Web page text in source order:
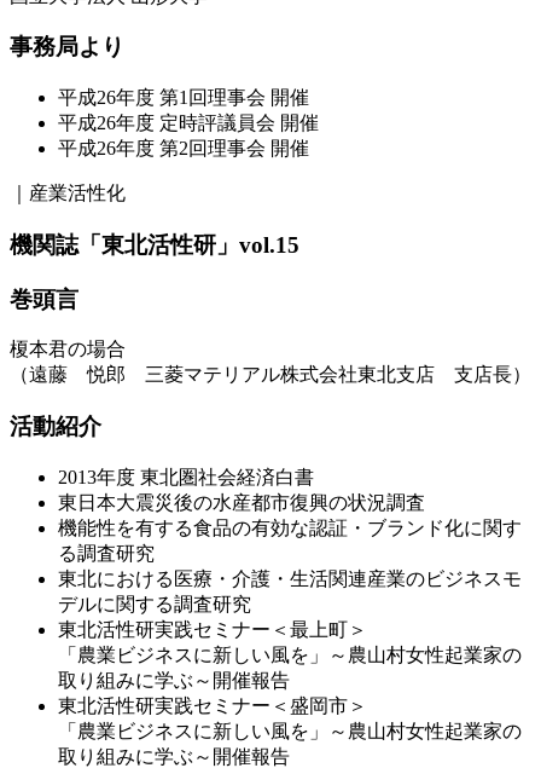
事務局より
平成26年度 第1回理事会 開催
平成26年度 定時評議員会 開催
平成26年度 第2回理事会 開催
｜産業活性化
機関誌「東北活性研」vol.15
巻頭言
榎本君の場合
（遠藤 悦郎 三菱マテリアル株式会社東北支店 支店長）
活動紹介
2013年度 東北圏社会経済白書
東日本大震災後の水産都市復興の状況調査
機能性を有する食品の有効な認証・ブランド化に関す
る調査研究
東北における医療・介護・生活関連産業のビジネスモ
デルに関する調査研究
東北活性研実践セミナー＜最上町＞
「農業ビジネスに新しい風を」～農山村女性起業家の
取り組みに学ぶ～開催報告
東北活性研実践セミナー＜盛岡市＞
「農業ビジネスに新しい風を」～農山村女性起業家の
取り組みに学ぶ～開催報告